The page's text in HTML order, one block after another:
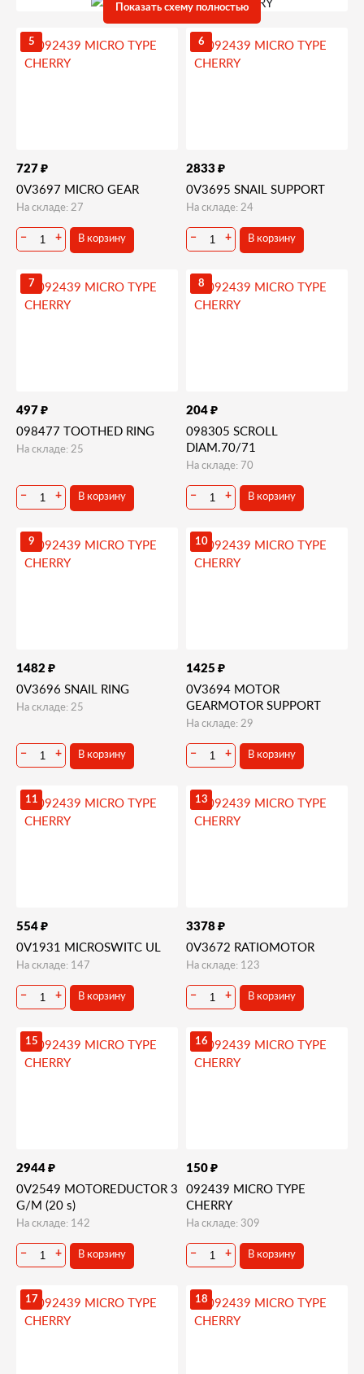
Показать схему полностью
5
727 ₽
0V3697 MICRO GEAR
На складе: 27
− + В корзину
6
2833 ₽
0V3695 SNAIL SUPPORT
На складе: 24
− + В корзину
7
497 ₽
098477 TOOTHED RING
На складе: 25
− + В корзину
8
204 ₽
098305 SCROLL
DIAM.70/71
На складе: 70
− + В корзину
9
1482 ₽
0V3696 SNAIL RING
На складе: 25
− + В корзину
10
1425 ₽
0V3694 MOTOR
GEARMOTOR SUPPORT
На складе: 29
− + В корзину
11
554 ₽
0V1931 MICROSWITC UL
На складе: 147
− + В корзину
13
3378 ₽
0V3672 RATIOMOTOR
На складе: 123
− + В корзину
15
2944 ₽
0V2549 MOTOREDUCTOR 3
G/M (20 s)
На складе: 142
− + В корзину
16
150 ₽
092439 MICRO TYPE
CHERRY
На складе: 309
− + В корзину
17 18